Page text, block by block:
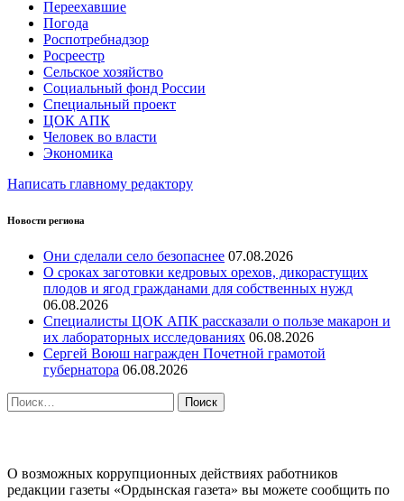
Переехавшие
Погода
Роспотребнадзор
Росреестр
Сельское хозяйство
Социальный фонд России
Специальный проект
ЦОК АПК
Человек во власти
Экономика
Написать главному редактору
Новости региона
Они сделали село безопаснее 07.08.2026
О сроках заготовки кедровых орехов, дикорастущих
плодов и ягод гражданами для собственных нужд
06.08.2026
Специалисты ЦОК АПК рассказали о пользе макарон и
их лабораторных исследованиях 06.08.2026
Сергей Воюш награжден Почетной грамотой
губернатора 06.08.2026
Найти:
О возможных коррупционных действиях работников
редакции газеты «Ордынская газета» вы можете сообщить по